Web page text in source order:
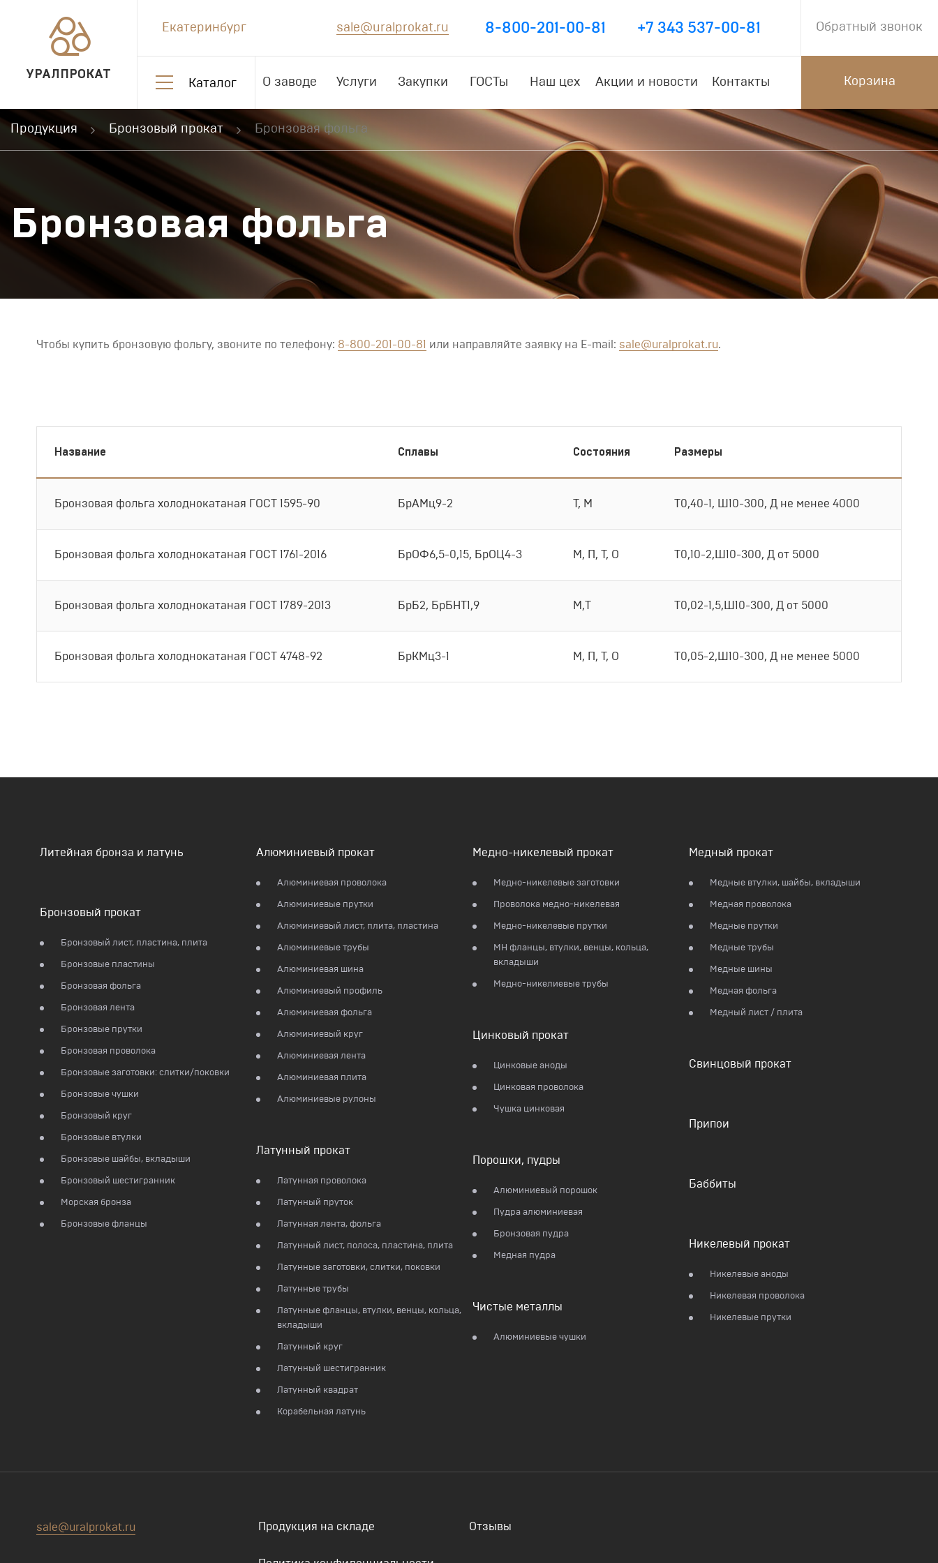
УРАЛПРОКАТ
Екатеринбург sale@uralprokat.ru 8-800-201-00-81 +7 343 537-00-81
Каталог О заводе Услуги Закупки ГОСТы Наш цех Акции и новости Контакты
Обратный звонок
Корзина
Продукция Бронзовый прокат Бронзовая фольга
Бронзовая фольга
Чтобы купить бронзовую фольгу, звоните по телефону: 8-800-201-00-81 или направляйте заявку на E-mail: sale@uralprokat.ru.
Название Сплавы Состояния Размеры
Бронзовая фольга холоднокатаная ГОСТ 1595-90 БрАМц9-2 Т, М Т0,40-1, Ш10-300, Д не менее 4000
Бронзовая фольга холоднокатаная ГОСТ 1761-2016 БрОФ6,5-0,15, БрОЦ4-3 М, П, Т, О Т0,10-2,Ш10-300, Д от 5000
Бронзовая фольга холоднокатаная ГОСТ 1789-2013 БрБ2, БрБНТ1,9 М,Т Т0,02-1,5,Ш10-300, Д от 5000
Бронзовая фольга холоднокатаная ГОСТ 4748-92 БрКМц3-1 М, П, Т, О Т0,05-2,Ш10-300, Д не менее 5000
Литейная бронза и латунь
Бронзовый прокат
Бронзовый лист, пластина, плита
Бронзовые пластины
Бронзовая фольга
Бронзовая лента
Бронзовые прутки
Бронзовая проволока
Бронзовые заготовки: слитки/поковки
Бронзовые чушки
Бронзовый круг
Бронзовые втулки
Бронзовые шайбы, вкладыши
Бронзовый шестигранник
Морская бронза
Бронзовые фланцы
Алюминиевый прокат
Алюминиевая проволока
Алюминиевые прутки
Алюминиевый лист, плита, пластина
Алюминиевые трубы
Алюминиевая шина
Алюминиевый профиль
Алюминиевая фольга
Алюминиевый круг
Алюминиевая лента
Алюминиевая плита
Алюминиевые рулоны
Латунный прокат
Латунная проволока
Латунный пруток
Латунная лента, фольга
Латунный лист, полоса, пластина, плита
Латунные заготовки, слитки, поковки
Латунные трубы
Латунные фланцы, втулки, венцы, кольца,
вкладыши
Латунный круг
Латунный шестигранник
Латунный квадрат
Корабельная латунь
Медно-никелевый прокат
Медно-никелевые заготовки
Проволока медно-никелевая
Медно-никелевые прутки
МН фланцы, втулки, венцы, кольца,
вкладыши
Медно-никелиевые трубы
Цинковый прокат
Цинковые аноды
Цинковая проволока
Чушка цинковая
Порошки, пудры
Алюминиевый порошок
Пудра алюминиевая
Бронзовая пудра
Медная пудра
Чистые металлы
Алюминиевые чушки
Медный прокат
Медные втулки, шайбы, вкладыши
Медная проволока
Медные прутки
Медные трубы
Медные шины
Медная фольга
Медный лист / плита
Свинцовый прокат
Припои
Баббиты
Никелевый прокат
Никелевые аноды
Никелевая проволока
Никелевые прутки
sale@uralprokat.ru Продукция на складе Отзывы